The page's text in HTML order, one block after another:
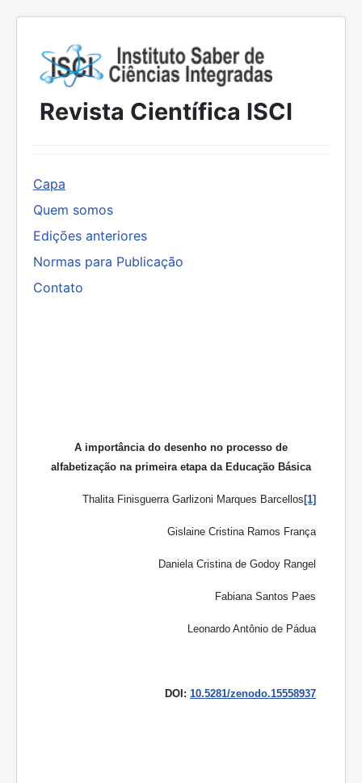
Revista Científica ISCI
Capa
Quem somos
Edições anteriores
Normas para Publicação
Contato
A importância do desenho no processo de
alfabetização na primeira etapa da Educação Básica
Thalita Finisguerra Garlizoni Marques Barcellos[1]
Gislaine Cristina Ramos França
Daniela Cristina de Godoy Rangel
Fabiana Santos Paes
Leonardo Antônio de Pádua
DOI: 10.5281/zenodo.15558937